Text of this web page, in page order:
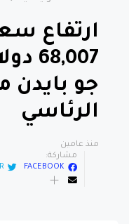
ارتفاع
جو بايدن
الرئاسي
منذ عامين
مشاركة:
FACEBOOK